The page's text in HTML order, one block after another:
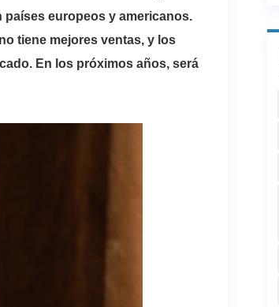
países europeos y americanos.
tiene mejores ventas, y los
En los próximos años, será